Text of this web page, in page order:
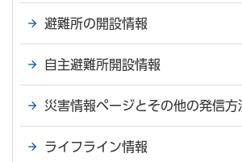
避難所の開設情報
自主避難所開設情報
災害情報ページとその他の発信方
ライフライン情報